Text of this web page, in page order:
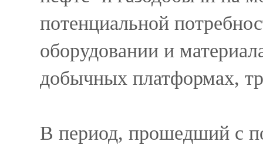
потенциальной
оборудовании и
добычных платформах,
В период, прошедший с